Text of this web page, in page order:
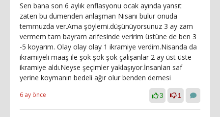
Sen bana son 6 aylık enflasyonu ocak ayında yansıt
zaten bu dümenden anlaşman Nisanı bulur onuda
temmuzda ver.Ama şöylemi.düşünüyorsunuz 3 ay zam
vermem tam bayram arifesinde veririm üstüne de ben 3
-5 koyarım. Olay olay olay 1 ikramiye verdim.Nisanda da
ikramiyeli maaş ile şok şok şok çalışanlar 2 ay üst üste
ikramiye aldı.Neyse şeçimler yaklaşıyor.İnsanları saf
yerine koymanın bedeli ağır olur benden demesi
6 ay önce 3 1